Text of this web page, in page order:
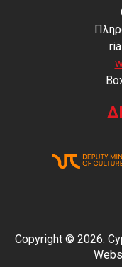
Copyright © 2026.